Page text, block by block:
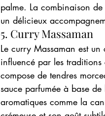
palme. La combinaison de
un délicieux
5. Curry Massaman
Le curry Massaman est
influencé par les
compose de tendres
sauce parfumée à base
aromatiques comme la